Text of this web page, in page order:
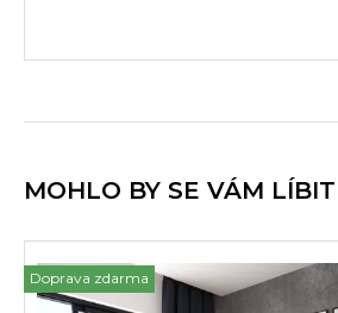
MOHLO BY SE VÁM LÍBIT
Doprava zdarma